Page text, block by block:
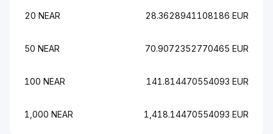
20 NEAR 28.3628941108186 EUR
50 NEAR 70.9072352770465 EUR
100 NEAR 141.814470554093 EUR
1,000 NEAR 1,418.14470554093 EUR